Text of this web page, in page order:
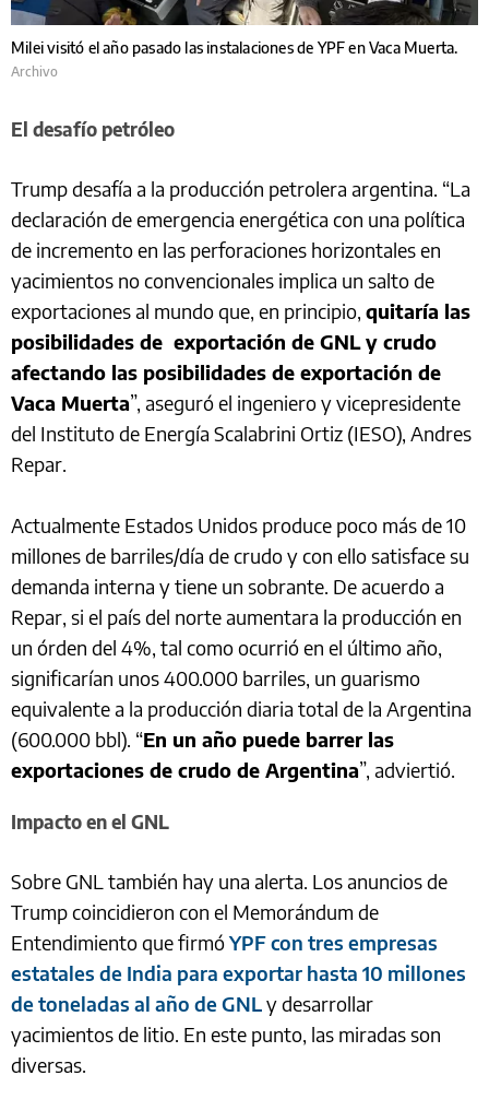
Milei visitó el año pasado las instalaciones de YPF en Vaca Muerta.
Archivo
El desafío petróleo
Trump desafía a la producción petrolera argentina. “La
declaración de emergencia energética con una política
de incremento en las perforaciones horizontales en
yacimientos no convencionales implica un salto de
exportaciones al mundo que, en principio, quitaría las
posibilidades de exportación de GNL y crudo
afectando las posibilidades de exportación de
Vaca Muerta”, aseguró el ingeniero y vicepresidente
del Instituto de Energía Scalabrini Ortiz (IESO), Andres
Repar.
Actualmente Estados Unidos produce poco más de 10
millones de barriles/día de crudo y con ello satisface su
demanda interna y tiene un sobrante. De acuerdo a
Repar, si el país del norte aumentara la producción en
un órden del 4%, tal como ocurrió en el último año,
significarían unos 400.000 barriles, un guarismo
equivalente a la producción diaria total de la Argentina
(600.000 bbl). “En un año puede barrer las
exportaciones de crudo de Argentina”, adviertió.
Impacto en el GNL
Sobre GNL también hay una alerta. Los anuncios de
Trump coincidieron con el Memorándum de
Entendimiento que firmóYPF con tres empresas
estatales de India para exportar hasta 10 millones
de toneladas al año de GNL y desarrollar
yacimientos de litio. En este punto, las miradas son
diversas.